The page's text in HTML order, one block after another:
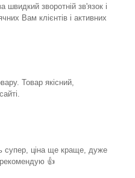
швидкий зворотній зв'язок і
Вам клієнтів і активних
Товар якісний,
супер, ціна ще краще, дуже
рекомендую 👍